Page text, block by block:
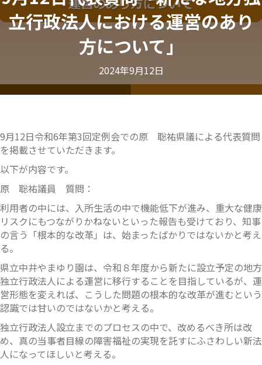
立行政法人における運営のあり
方について」
2024年9月12日
9月12日令和6年第3回定例会での原 聡祐県議による代表質問
を掲載させていただきます。
以下が内容です。
原 聡祐議員 質問：
利用者の中には、入所生活の中で機能低下が進み、重大な健康
リスクにもつながりかねないといった報告も受けており、知事
の言う「根本的な改革」は、始まったばかりではないかと考え
る。
県立中井やまゆり園は、令和８年度から新たに設立予定の地方
独立行政法人による運営に移行することを目指しているが、運
営形態を変えれば、こうした問題の根本的な改革が進むという
認識では甘いのではないかと考える。
独立行政法人設立までのプロセスの中で、改めるべき所は改
め、真の当事者目線の障害福祉の実現を託すにふさわしい新法
人になってほしいと考える。